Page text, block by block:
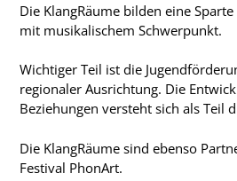
Die KlangRäume bilden eine
mit musikalischem Schwerpunkt.
Wichtiger Teil ist die
regionaler Ausrichtung. Die
Beziehungen versteht sich als Teil
Die KlangRäume sind ebenso
Festival PhonArt.